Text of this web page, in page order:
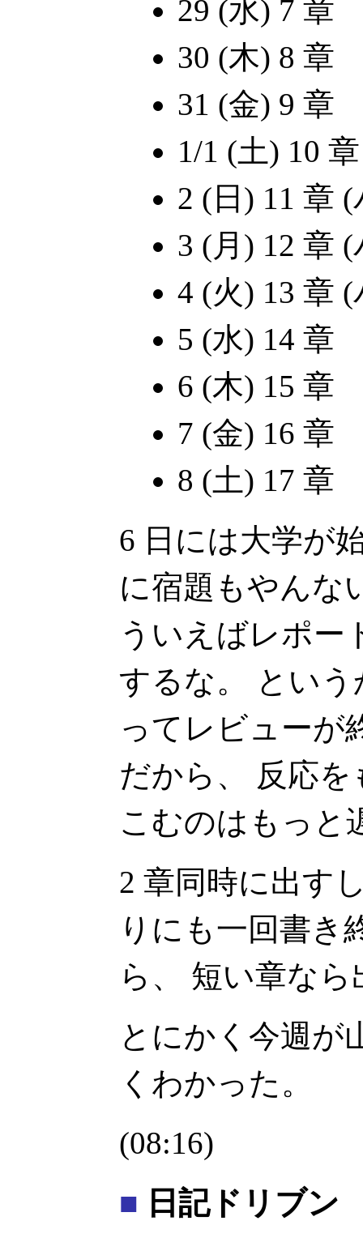
29 (水) 7 章
30 (木) 8 章
31 (金) 9 章
1/1 (土) 10 章
2 (日) 11 章
3 (月) 12 章
4 (火) 13 章
5 (水) 14 章
6 (木) 15 章
7 (金) 16 章
8 (土) 17 章
6 日には大学が
に宿題もやんな
ういえばレポー
するな。 とい
ってレビューが
だから、 反応
こむのはもっと
2 章同時に出す
りにも一回書き
ら、 短い章な
とにかく今週が
くわかった。
(08:16)
■ 日記ドリブン